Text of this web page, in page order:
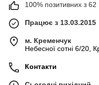
100% позитивних з 62
Працює з 13.03.2015
м. Кременчук
Небесної сотні 6/20,
Контакти